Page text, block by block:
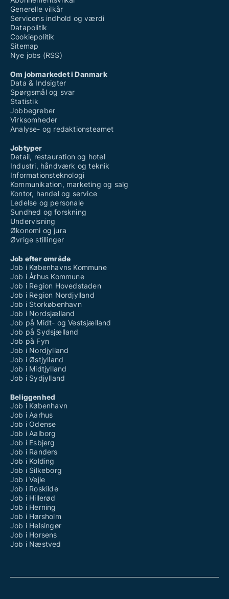
Generelle vilkår
Servicens indhold og værdi
Datapolitik
Cookiepolitik
Sitemap
Nye jobs (RSS)
Om jobmarkedet i Danmark
Data & Indsigter
Spørgsmål og svar
Statistik
Jobbegreber
Virksomheder
Analyse- og redaktionsteamet
Jobtyper
Detail, restauration og hotel
Industri, håndværk og teknik
Informationsteknologi
Kommunikation, marketing og salg
Kontor, handel og service
Ledelse og personale
Sundhed og forskning
Undervisning
Økonomi og jura
Øvrige stillinger
Job efter område
Job i Københavns Kommune
Job i Århus Kommune
Job i Region Hovedstaden
Job i Region Nordjylland
Job i Storkøbenhavn
Job i Nordsjælland
Job på Midt- og Vestsjælland
Job på Sydsjælland
Job på Fyn
Job i Nordjylland
Job i Østjylland
Job i Midtjylland
Job i Sydjylland
Beliggenhed
Job i København
Job i Aarhus
Job i Odense
Job i Aalborg
Job i Esbjerg
Job i Randers
Job i Kolding
Job i Silkeborg
Job i Vejle
Job i Roskilde
Job i Hillerød
Job i Herning
Job i Hørsholm
Job i Helsingør
Job i Horsens
Job i Næstved